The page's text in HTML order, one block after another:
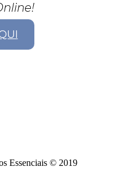
Essenciais © 2019